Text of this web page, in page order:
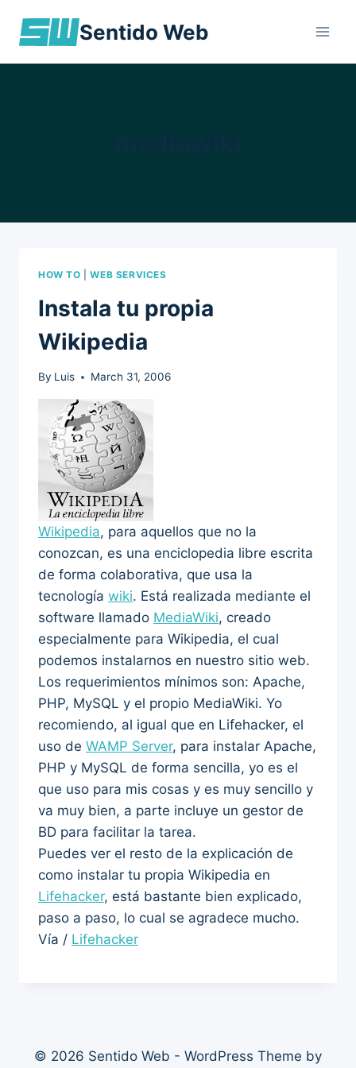
Sentido Web
HOW TO |WEB SERVICES
Instala tu propia
Wikipedia
By Luis March 31, 2006
Wikipedia, para aquellos que no la
conozcan, es una enciclopedia libre escrita
de forma colaborativa, que usa la
tecnología wiki. Está realizada mediante el
software llamado MediaWiki, creado
especialmente para Wikipedia, el cual
podemos instalarnos en nuestro sitio web.
Los requerimientos mínimos son: Apache,
PHP, MySQL y el propio MediaWiki. Yo
recomiendo, al igual que en Lifehacker, el
uso de WAMP Server, para instalar Apache,
PHP y MySQL de forma sencilla, yo es el
que uso para mis cosas y es muy sencillo y
va muy bien, a parte incluye un gestor de
BD para facilitar la tarea.
Puedes ver el resto de la explicación de
como instalar tu propia Wikipedia en
Lifehacker, está bastante bien explicado,
paso a paso, lo cual se agradece mucho.
Vía / Lifehacker
© 2026 Sentido Web - WordPress Theme by